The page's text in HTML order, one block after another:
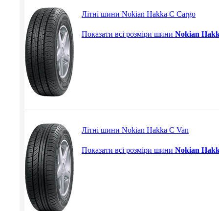
Літні шини Nokian Hakka C Cargo
Показати всі розміри шини Nokian
Літні шини Nokian Hakka C Van
Показати всі розміри шини Nokian